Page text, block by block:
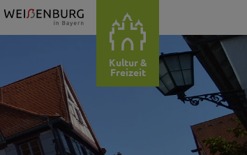
Kultur &
Freizeit